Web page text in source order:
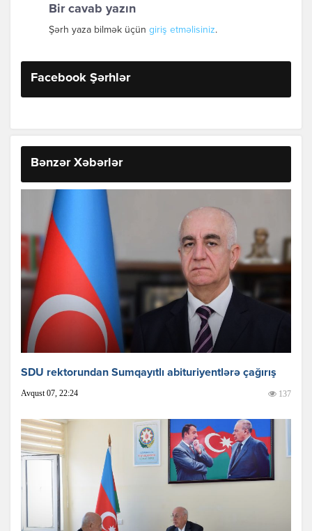
Bir cavab yazın
Şərh yaza bilmək üçün giriş etməlisiniz.
Facebook Şərhlər
Bənzər Xəbərlər
SDU rektorundan Sumqayıtlı abituriyentlərə çağırış
Avqust 07, 22:24 137